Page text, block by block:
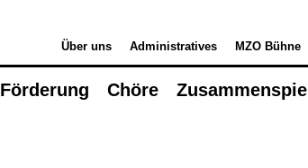
Über uns Administratives MZO Bühne
Förderung Chöre Zusammenspiel